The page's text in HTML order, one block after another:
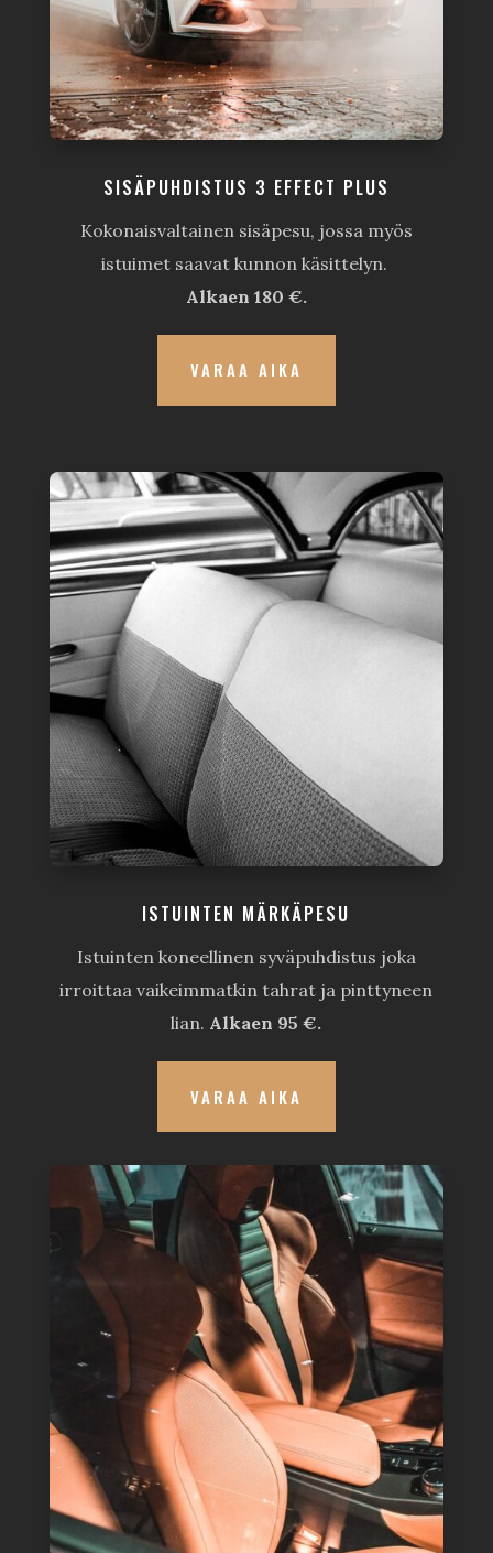
SISÄPUHDISTUS 3 EFFECT PLUS
Kokonaisvaltainen sisäpesu, jossa myös
istuimet saavat kunnon käsittelyn.
Alkaen 180 €.
VARAA AIKA
ISTUINTEN MÄRKÄPESU
Istuinten koneellinen syväpuhdistus joka
irroittaa vaikeimmatkin tahrat ja pinttyneen
lian. Alkaen 95 €.
VARAA AIKA